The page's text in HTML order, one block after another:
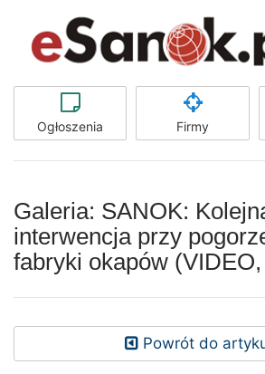
Ogłoszenia Firmy
Galeria: SANOK:
interwencja przy
fabryki okapów
Powrót do